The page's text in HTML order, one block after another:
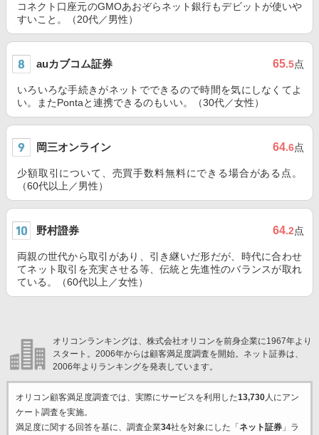
コネクト口座元のGMOあおぞらネット銀行もデビットが使いや
すいこと。（20代／男性）
auカブコム証券 65.5点
いろいろな手続きがネットでできるので時間を気にしなくてよ
い。またPontaと連携できるのもいい。（30代／女性）
岡三オンライン 64.6点
少額取引について、売買手数料無料にできる場合がある点。
（60代以上／男性）
野村證券 64.2点
両親の世代から取引があり、引き継いだ形だが、時代に合わせ
てネット取引を充実させる等、伝統と先進性のバランスが取れ
ている。（60代以上／女性）
オリコンランキングは、株式会社オリコンを前身企業に1967年より
スタート。2006年からは顧客満足度調査を開始。ネット証券は、
2006年よりランキングを発表しています。
オリコン顧客満足度調査では、実際にサービスを利用した13,730人にアン
ケート調査を実施。
満足度に関する回答を基に、調査企業34社を対象にした「 ネット証券」ラ